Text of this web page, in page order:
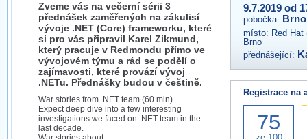
Zveme vás na večerní sérii 3
přednášek zaměřených na zákulisí
vývoje .NET (Core) frameworku, které
si pro vás připravil Karel Zikmund,
který pracuje v Redmondu přímo ve
vývojovém týmu a rád se podělí o
zajímavosti, které provází vývoj
.NETu. Přednášky budou v češtině.
War stories from .NET team (60 min)
Expect deep dive into a few interesting
investigations we faced on .NET team in the
last decade.
9.7.2019 od
pobočka: Brno
místo: Red
Brno
přednášející:
Registrace na
75